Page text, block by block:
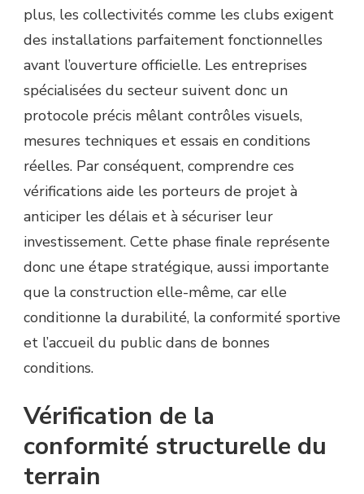
AU
PUBLIC
plus, les collectivités comme les clubs exigent
des installations parfaitement fonctionnelles
avant l’ouverture officielle. Les entreprises
spécialisées du secteur suivent donc un
protocole précis mêlant contrôles visuels,
mesures techniques et essais en conditions
réelles. Par conséquent, comprendre ces
vérifications aide les porteurs de projet à
anticiper les délais et à sécuriser leur
investissement. Cette phase finale représente
donc une étape stratégique, aussi importante
que la construction elle-même, car elle
conditionne la durabilité, la conformité sportive
et l’accueil du public dans de bonnes
conditions.
Vérification de la
conformité structurelle du
terrain